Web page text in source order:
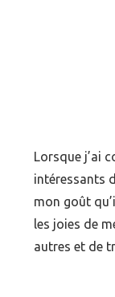
Lorsque j’ai
intéressants
mon goût
les joies de
autres et de